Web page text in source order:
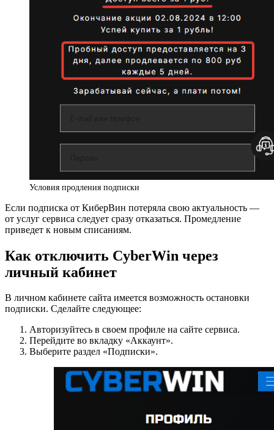
Условия продления подписки
Если подписка от КиберВин потеряла свою актуальность —
от услуг сервиса следует сразу отказаться. Промедление
приведет к новым списаниям.
Как отключить CyberWin через
личный кабинет
В личном кабинете сайта имеется возможность остановки
подписки. Сделайте следующее:
Авторизуйтесь в своем профиле на сайте сервиса.
Перейдите во вкладку «Аккаунт».
Выберите раздел «Подписки».